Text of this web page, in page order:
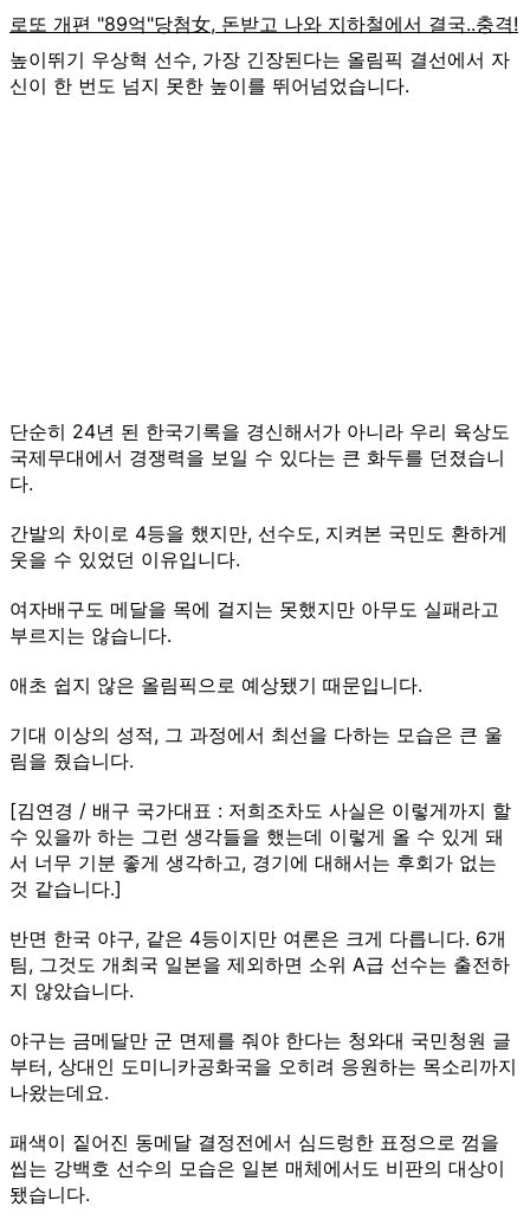
높이뛰기 우상혁 선수, 가장 긴장된다는 올림픽 결선에서 자
신이 한 번도 넘지 못한 높이를 뛰어넘었습니다.
단순히 24년 된 한국기록을 경신해서가 아니라 우리 육상도
국제무대에서 경쟁력을 보일 수 있다는 큰 화두를 던졌습니
다.
간발의 차이로 4등을 했지만, 선수도, 지켜본 국민도 환하게
웃을 수 있었던 이유입니다.
여자배구도 메달을 목에 걸지는 못했지만 아무도 실패라고
부르지는 않습니다.
애초 쉽지 않은 올림픽으로 예상됐기 때문입니다.
기대 이상의 성적, 그 과정에서 최선을 다하는 모습은 큰 울
림을 줬습니다.
[김연경 / 배구 국가대표 : 저희조차도 사실은 이렇게까지 할
수 있을까 하는 그런 생각들을 했는데 이렇게 올 수 있게 돼
서 너무 기분 좋게 생각하고, 경기에 대해서는 후회가 없는
것 같습니다.]
반면 한국 야구, 같은 4등이지만 여론은 크게 다릅니다. 6개
팀, 그것도 개최국 일본을 제외하면 소위 A급 선수는 출전하
지 않았습니다.
야구는 금메달만 군 면제를 줘야 한다는 청와대 국민청원 글
부터, 상대인 도미니카공화국을 오히려 응원하는 목소리까지
나왔는데요.
패색이 짙어진 동메달 결정전에서 심드렁한 표정으로 껌을
씹는 강백호 선수의 모습은 일본 매체에서도 비판의 대상이
됐습니다.